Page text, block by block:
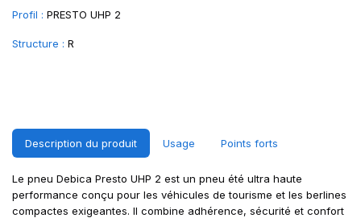
Profil : PRESTO UHP 2
Structure : R
Description du produit Usage Points forts
Le pneu Debica Presto UHP 2 est un pneu été ultra haute
performance conçu pour les véhicules de tourisme et les berlines
compactes exigeantes. Il combine adhérence, sécurité et confort